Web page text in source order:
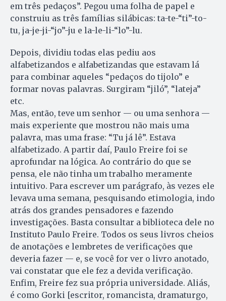
em três pedaços”. Pegou uma folha de papel e
construiu as três famílias silábicas: ta-te-“ti”-to-
tu, ja-je-ji-“jo”-ju e la-le-li-“lo”-lu.
Depois, dividiu todas elas pediu aos
alfabetizandos e alfabetizandas que estavam lá
para combinar aqueles “pedaços do tijolo” e
formar novas palavras. Surgiram “jiló”, “lateja”
etc.
Mas, então, teve um senhor — ou uma senhora —
mais experiente que mostrou não mais uma
palavra, mas uma frase: “Tu já lê”. Estava
alfabetizado. A partir daí, Paulo Freire foi se
aprofundar na lógica. Ao contrário do que se
pensa, ele não tinha um trabalho meramente
intuitivo. Para escrever um parágrafo, às vezes ele
levava uma semana, pesquisando etimologia, indo
atrás dos grandes pensadores e fazendo
investigações. Basta consultar a biblioteca dele no
Instituto Paulo Freire. Todos os seus livros cheios
de anotações e lembretes de verificações que
deveria fazer — e, se você for ver o livro anotado,
vai constatar que ele fez a devida verificação.
Enfim, Freire fez sua própria universidade. Aliás,
é como Gorki [escritor, romancista, dramaturgo,